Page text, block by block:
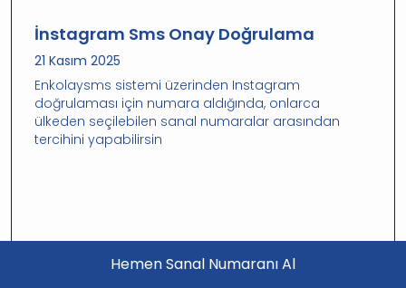
Hemen Sanal Numaranı Al
İnstagram Sms Onay Doğrulama
21 Kasım 2025
Enkolaysms sistemi üzerinden Instagram
doğrulaması için numara aldığında, onlarca
ülkeden seçilebilen sanal numaralar arasından
tercihini yapabilirsin